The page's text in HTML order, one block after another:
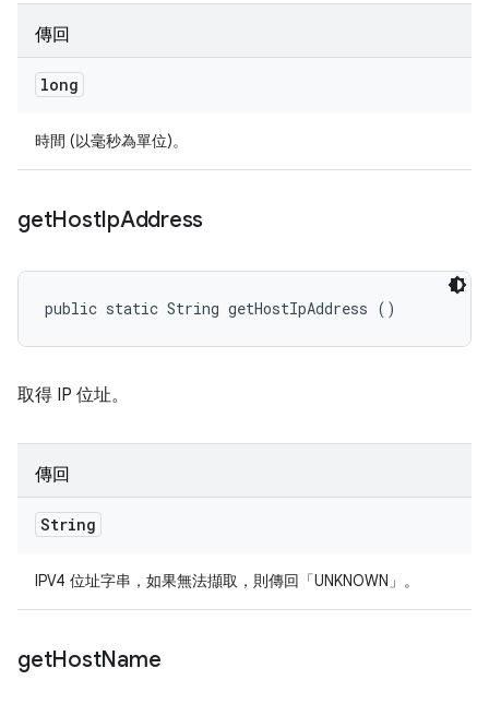
傳回
long
時間 (以毫秒為單位)。
getHostIpAddress
public static String getHostIpAddress ()
取得 IP 位址。
傳回
String
IPV4 位址字串，如果無法擷取，則傳回「UNKNOWN」。
getHostName